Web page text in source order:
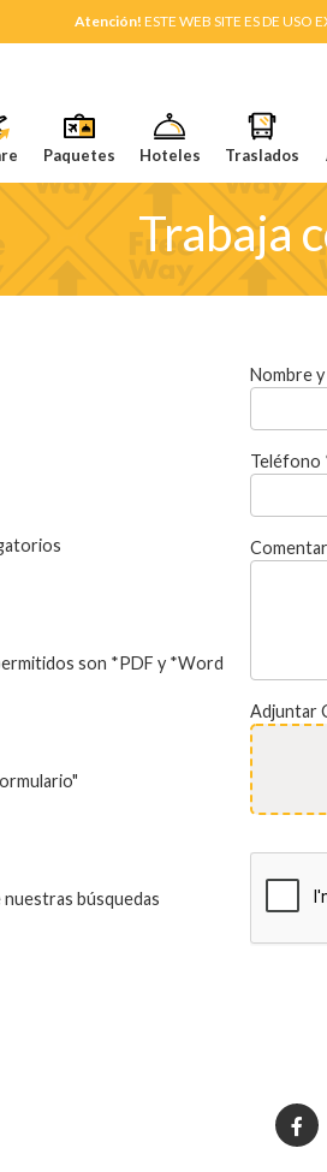
Atención! ESTE WEB SITE ES DE USO
Paquetes Hoteles Traslados
Trabaja
son *PDF y *Word
nuestras búsquedas
Nombre
Teléfono
Adjuntar